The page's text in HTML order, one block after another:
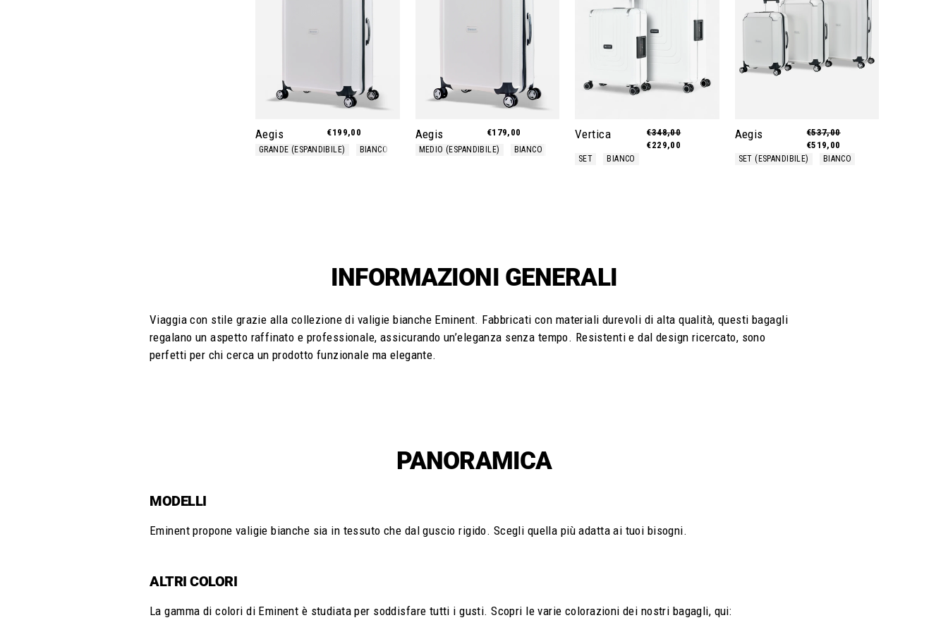
Aegis €199,00
GRANDE (ESPANDIBILE) BIANCO
Aegis €179,00
MEDIO (ESPANDIBILE) BIANCO
Vertica
Prezzo
regolare
€348,00
€229,00
SET BIANCO
Aegis
Prezzo
regolare
€537,00
vendita
€519,00
SET (ESPANDIBILE) BIANCO
INFORMAZIONI GENERALI
Viaggia con stile grazie alla collezione di valigie bianche Eminent. Fabbricati con materiali durevoli di alta qualità, questi bagagli
regalano un aspetto raffinato e professionale, assicurando un’eleganza senza tempo. Resistenti e dal design ricercato, sono
perfetti per chi cerca un prodotto funzionale ma elegante.
PANORAMICA
MODELLI
Eminent propone valigie bianche sia in tessuto che dal guscio rigido. Scegli quella più adatta ai tuoi bisogni.
ALTRI COLORI
La gamma di colori di Eminent è studiata per soddisfare tutti i gusti. Scopri le varie colorazioni dei nostri bagagli, qui: